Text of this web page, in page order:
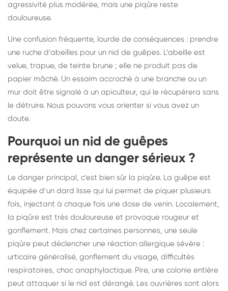
agressivité plus modérée, mais une piqûre reste
douloureuse.
Une confusion fréquente, lourde de conséquences : prendre
une ruche d’abeilles pour un nid de guêpes. L’abeille est
velue, trapue, de teinte brune ; elle ne produit pas de
papier mâché. Un essaim accroché à une branche ou un
mur doit être signalé à un apiculteur, qui le récupérera sans
le détruire. Nous pouvons vous orienter si vous avez un
doute.
Pourquoi un nid de guêpes
représente un danger sérieux ?
Le danger principal, c’est bien sûr la piqûre. La guêpe est
équipée d’un dard lisse qui lui permet de piquer plusieurs
fois, injectant à chaque fois une dose de venin. Localement,
la piqûre est très douloureuse et provoque rougeur et
gonflement. Mais chez certaines personnes, une seule
piqûre peut déclencher une réaction allergique sévère :
urticaire généralisé, gonflement du visage, difficultés
respiratoires, choc anaphylactique. Pire, une colonie entière
peut attaquer si le nid est dérangé. Les ouvrières sont alors